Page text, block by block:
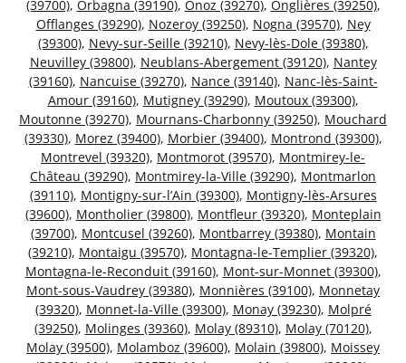
(39700), Orbagna (39190), Onoz (39270), Onglières (39250),
Offlanges (39290), Nozeroy (39250), Nogna (39570), Ney
(39300), Nevy-sur-Seille (39210), Nevy-lès-Dole (39380),
Neuvilley (39800), Neublans-Abergement (39120), Nantey
(39160), Nancuise (39270), Nance (39140), Nanc-lès-Saint-
Amour (39160), Mutigney (39290), Moutoux (39300),
Moutonne (39270), Mournans-Charbonny (39250), Mouchard
(39330), Morez (39400), Morbier (39400), Montrond (39300),
Montrevel (39320), Montmorot (39570), Montmirey-le-
Château (39290), Montmirey-la-Ville (39290), Montmarlon
(39110), Montigny-sur-l’Ain (39300), Montigny-lès-Arsures
(39600), Montholier (39800), Montfleur (39320), Monteplain
(39700), Montcusel (39260), Montbarrey (39380), Montain
(39210), Montaigu (39570), Montagna-le-Templier (39320),
Montagna-le-Reconduit (39160), Mont-sur-Monnet (39300),
Mont-sous-Vaudrey (39380), Monnières (39100), Monnetay
(39320), Monnet-la-Ville (39300), Monay (39230), Molpré
(39250), Molinges (39360), Molay (89310), Molay (70120),
Molay (39500), Molamboz (39600), Molain (39800), Moissey